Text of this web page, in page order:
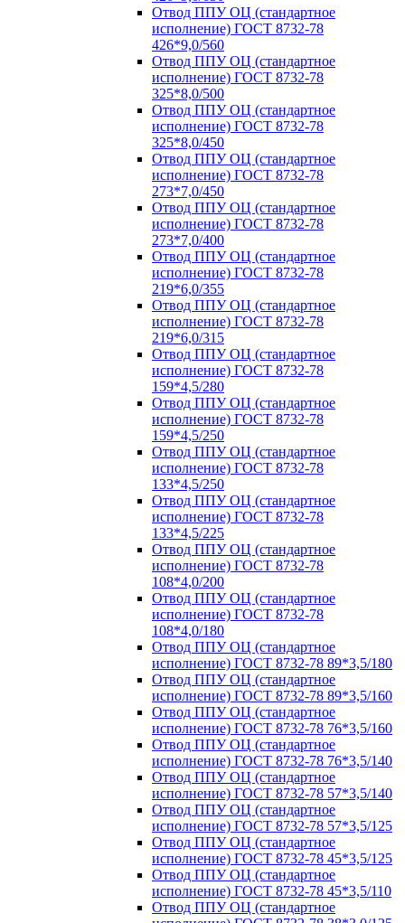
Отвод ППУ ОЦ (стандартное
исполнение) ГОСТ 8732-78
426*9,0/560
Отвод ППУ ОЦ (стандартное
исполнение) ГОСТ 8732-78
325*8,0/500
Отвод ППУ ОЦ (стандартное
исполнение) ГОСТ 8732-78
325*8,0/450
Отвод ППУ ОЦ (стандартное
исполнение) ГОСТ 8732-78
273*7,0/450
Отвод ППУ ОЦ (стандартное
исполнение) ГОСТ 8732-78
273*7,0/400
Отвод ППУ ОЦ (стандартное
исполнение) ГОСТ 8732-78
219*6,0/355
Отвод ППУ ОЦ (стандартное
исполнение) ГОСТ 8732-78
219*6,0/315
Отвод ППУ ОЦ (стандартное
исполнение) ГОСТ 8732-78
159*4,5/280
Отвод ППУ ОЦ (стандартное
исполнение) ГОСТ 8732-78
159*4,5/250
Отвод ППУ ОЦ (стандартное
исполнение) ГОСТ 8732-78
133*4,5/250
Отвод ППУ ОЦ (стандартное
исполнение) ГОСТ 8732-78
133*4,5/225
Отвод ППУ ОЦ (стандартное
исполнение) ГОСТ 8732-78
108*4,0/200
Отвод ППУ ОЦ (стандартное
исполнение) ГОСТ 8732-78
108*4,0/180
Отвод ППУ ОЦ (стандартное
исполнение) ГОСТ 8732-78 89*3,5/180
Отвод ППУ ОЦ (стандартное
исполнение) ГОСТ 8732-78 89*3,5/160
Отвод ППУ ОЦ (стандартное
исполнение) ГОСТ 8732-78 76*3,5/160
Отвод ППУ ОЦ (стандартное
исполнение) ГОСТ 8732-78 76*3,5/140
Отвод ППУ ОЦ (стандартное
исполнение) ГОСТ 8732-78 57*3,5/140
Отвод ППУ ОЦ (стандартное
исполнение) ГОСТ 8732-78 57*3,5/125
Отвод ППУ ОЦ (стандартное
исполнение) ГОСТ 8732-78 45*3,5/125
Отвод ППУ ОЦ (стандартное
исполнение) ГОСТ 8732-78 45*3,5/110
Отвод ППУ ОЦ (стандартное